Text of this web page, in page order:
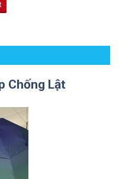
Chống Lật